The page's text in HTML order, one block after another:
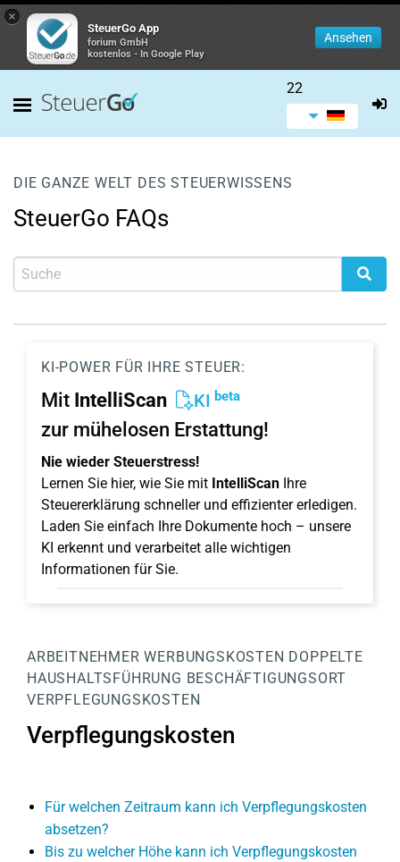
×
SteuerGo App
forium GmbH
kostenlos - In Google Play
Ansehen
22
DIE GANZE WELT DES STEUERWISSENS
SteuerGo FAQs
KI-POWER FÜR IHRE STEUER:
Mit IntelliScan KI beta
zur mühelosen Erstattung!
Nie wieder Steuerstress!
Lernen Sie hier, wie Sie mit IntelliScan Ihre
Steuererklärung schneller und effizienter erledigen.
Laden Sie einfach Ihre Dokumente hoch – unsere
KI erkennt und verarbeitet alle wichtigen
Informationen für Sie.
ARBEITNEHMER WERBUNGSKOSTEN DOPPELTE
HAUSHALTSFÜHRUNG BESCHÄFTIGUNGSORT
VERPFLEGUNGSKOSTEN
Verpflegungskosten
Für welchen Zeitraum kann ich Verpflegungskosten
absetzen?
Bis zu welcher Höhe kann ich Verpflegungskosten